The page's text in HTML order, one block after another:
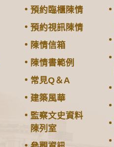
預約臨櫃陳情
預約視訊陳情
陳情信箱
陳情書範例
常見Q＆A
建築風華
監察文史資料
陳列室